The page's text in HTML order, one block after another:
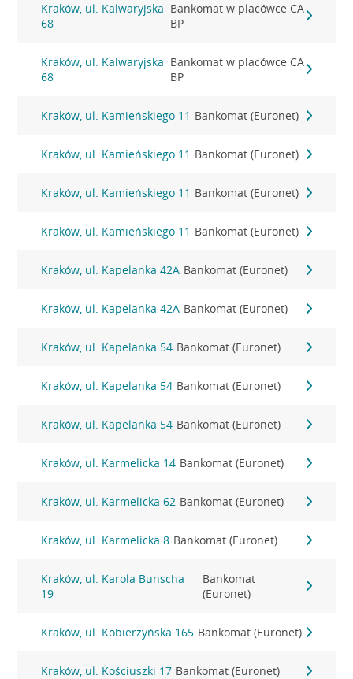
Kraków, ul. Kalwaryjska
68
Bankomat w placówce CA
BP
Kraków, ul. Kalwaryjska
68
Bankomat w placówce CA
BP
Kraków, ul. Kamieńskiego 11 Bankomat (Euronet)
Kraków, ul. Kamieńskiego 11 Bankomat (Euronet)
Kraków, ul. Kamieńskiego 11 Bankomat (Euronet)
Kraków, ul. Kamieńskiego 11 Bankomat (Euronet)
Kraków, ul. Kapelanka 42A Bankomat (Euronet)
Kraków, ul. Kapelanka 42A Bankomat (Euronet)
Kraków, ul. Kapelanka 54 Bankomat (Euronet)
Kraków, ul. Kapelanka 54 Bankomat (Euronet)
Kraków, ul. Kapelanka 54 Bankomat (Euronet)
Kraków, ul. Karmelicka 14 Bankomat (Euronet)
Kraków, ul. Karmelicka 62 Bankomat (Euronet)
Kraków, ul. Karmelicka 8 Bankomat (Euronet)
Kraków, ul. Karola Bunscha
19
Bankomat
(Euronet)
Kraków, ul. Kobierzyńska 165 Bankomat (Euronet)
Kraków, ul. Kościuszki 17 Bankomat (Euronet)